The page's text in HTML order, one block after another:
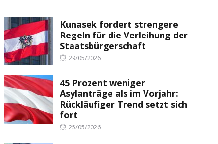
Kunasek fordert strengere
Regeln für die Verleihung der
Staatsbürgerschaft
Posted
29/05/2026
45 Prozent weniger
Asylanträge als im Vorjahr:
Rückläufiger Trend setzt sich
fort
Posted
25/05/2026